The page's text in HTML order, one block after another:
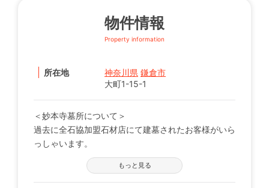
物件情報
Property information
所在地 神奈川県 鎌倉市
大町1-15-1
＜妙本寺墓所について＞
過去に全石協加盟石材店にて建墓されたお客様がいら
っしゃいます。
※現在の区画状況につきましては、電話番号【0120-
12-1440】までお問い合わせください。
もっと見る